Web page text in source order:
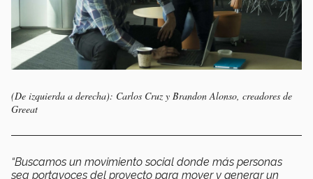
(De izquierda a derecha): Carlos Cruz y Brandon Alonso, creadores de
Greeat
“Buscamos un movimiento social donde más personas
sea portavoces del proyecto para mover y generar un